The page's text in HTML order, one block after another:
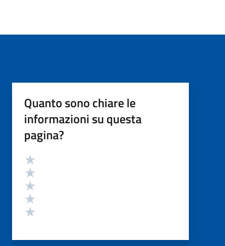
Quanto sono chiare le
informazioni su questa
pagina?
Valutazione